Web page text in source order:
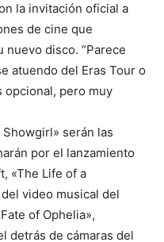
la invitación oficial a
de cine que
disco. “Parece
atuendo del Eras Tour o
opcional, pero muy
serán las
por el lanzamiento
«The Life of a
video musical del
of Ophelia»,
detrás de cámaras del